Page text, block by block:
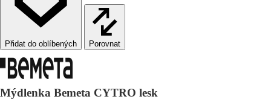
Porovnat
Mýdlenka Bemeta CYTRO lesk